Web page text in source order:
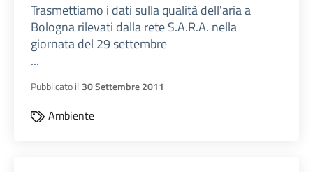
Trasmettiamo i dati sulla qualità dell'aria a
Bologna rilevati dalla rete S.A.R.A. nella
giornata del 29 settembre
...
Pubblicato il 30 Settembre 2011
Ambiente